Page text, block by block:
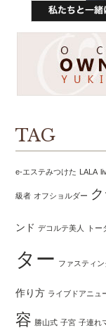
TAG
e-エステみつけた LALA
級者 オフショルダー
ンド デコルテ美人 トー
ター ファスティン
作り方 ライブドアニュ
容 勝山式 子宮 子連れ